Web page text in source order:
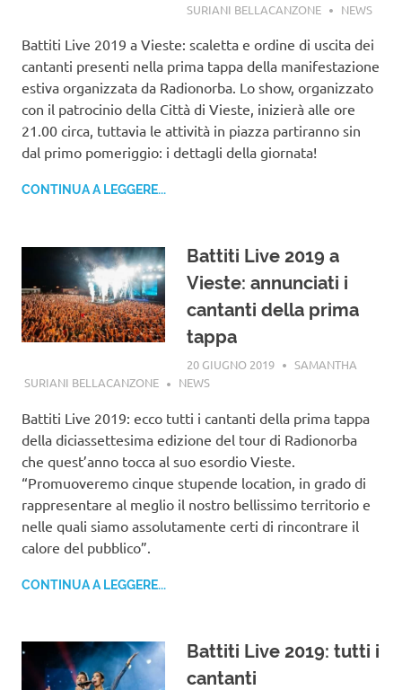
SURIANI BELLACANZONE NEWS
Battiti Live 2019 a Vieste: scaletta e ordine di uscita dei
cantanti presenti nella prima tappa della manifestazione
estiva organizzata da Radionorba. Lo show, organizzato
con il patrocinio della Città di Vieste, inizierà alle ore
21.00 circa, tuttavia le attività in piazza partiranno sin
dal primo pomeriggio: i dettagli della giornata!
CONTINUA A LEGGERE...
Battiti Live 2019 a
Vieste: annunciati i
cantanti della prima
tappa
20 GIUGNO 2019
SAMANTHA
SURIANI BELLACANZONE
NEWS
Battiti Live 2019: ecco tutti i cantanti della prima tappa
della diciassettesima edizione del tour di Radionorba
che quest’anno tocca al suo esordio Vieste.
“Promuoveremo cinque stupende location, in grado di
rappresentare al meglio il nostro bellissimo territorio e
nelle quali siamo assolutamente certi di rincontrare il
calore del pubblico”.
CONTINUA A LEGGERE...
Battiti Live 2019: tutti i
cantanti